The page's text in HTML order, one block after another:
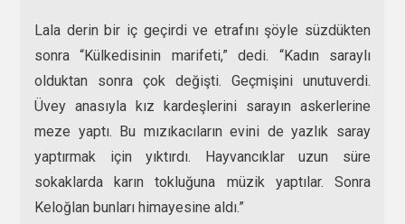
Lala derin bir iç geçirdi ve etrafını şöyle süzdükten
sonra “Külkedisinin marifeti,” dedi. “Kadın saraylı
olduktan sonra çok değişti. Geçmişini unutuverdi.
Üvey anasıyla kız kardeşlerini sarayın askerlerine
meze yaptı. Bu mızıkacıların evini de yazlık saray
yaptırmak için yıktırdı. Hayvancıklar uzun süre
sokaklarda karın tokluğuna müzik yaptılar. Sonra
Keloğlan bunları himayesine aldı.”